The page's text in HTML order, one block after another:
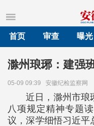
首页
审查 曝光
滁州琅琊：建强
05-09 09:39 安徽纪检监察网
近日，滁州市琅
八项规定精神专题
议，深学细悟习近平